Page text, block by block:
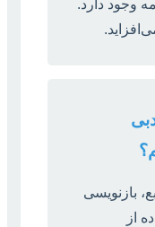
وجود دارد.
بازنویسی
از